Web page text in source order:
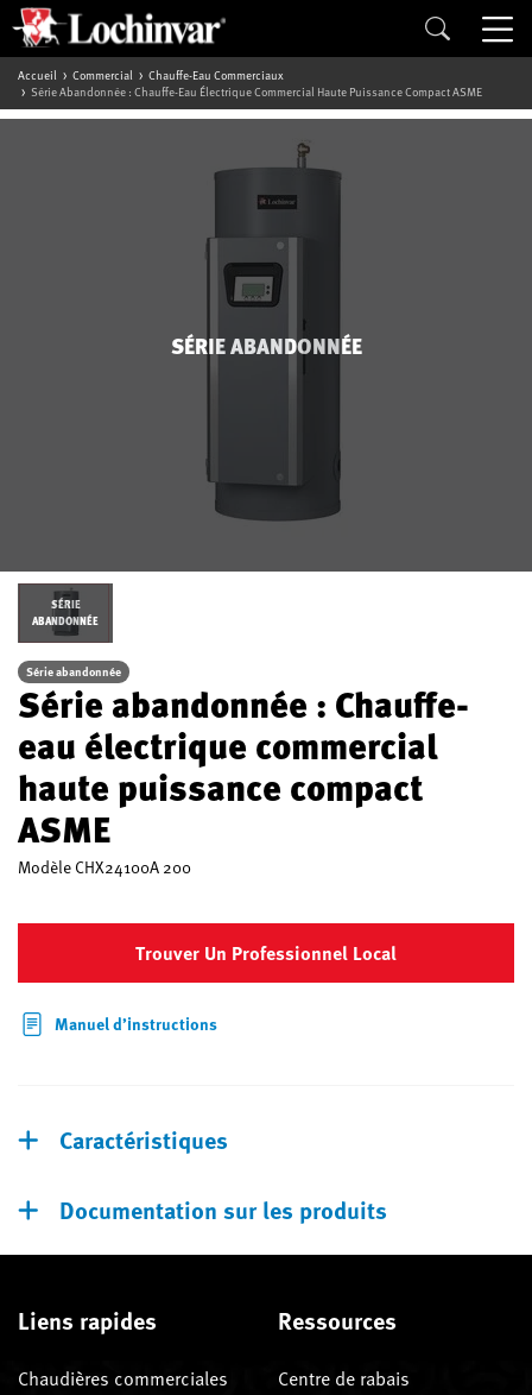
Accueil Commercial
Chauffe-Eau Commerciaux
Série Abandonnée : Chauffe-Eau Électrique Commercial Haute Puissance Compact ASME
SÉRIE ABANDONNÉE
SÉRIE
ABANDONNÉE
Série abandonnée
Série abandonnée : Chauffe-
eau électrique commercial
haute puissance compact
ASME
ModèleCHX24100A 200
Trouver Un Professionnel Local
Manuel d’instructions
Caractéristiques
Documentation sur les produits
Liens rapides
Chaudières commerciales
Ressources
Centre de rabais